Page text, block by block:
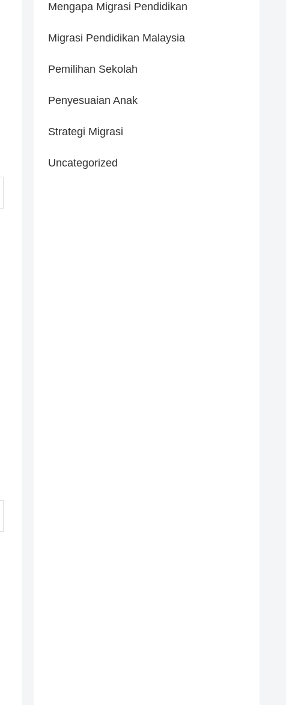
Mengapa Migrasi Pendidikan
Migrasi Pendidikan Malaysia
Pemilihan Sekolah
Penyesuaian Anak
Strategi Migrasi
Uncategorized